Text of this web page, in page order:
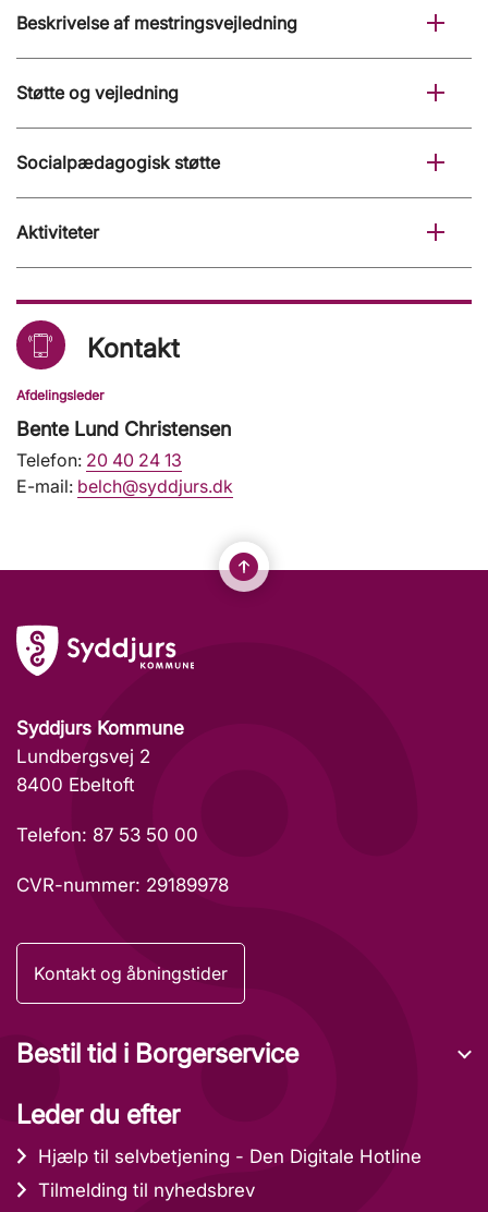
Beskrivelse af mestringsvejledning
Støtte og vejledning
Socialpædagogisk støtte
Aktiviteter
Kontakt
Afdelingsleder
Bente Lund Christensen
Telefon: 20 40 24 13
E-mail: belch@syddjurs.dk
Syddjurs Kommune
Lundbergsvej 2
8400 Ebeltoft
Telefon: 87 53 50 00
CVR-nummer: 29189978
Kontakt og åbningstider
Bestil tid i Borgerservice
Leder du efter
Hjælp til selvbetjening - Den Digitale Hotline
Tilmelding til nyhedsbrev